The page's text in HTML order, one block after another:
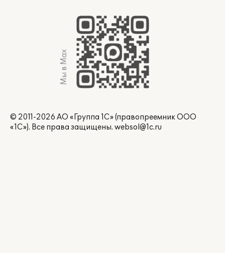
Мы в Max
© 2011-2026 АО «Группа 1С» (правопреемник ООО
«1С»). Все права защищены. websol@1c.ru